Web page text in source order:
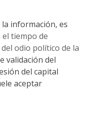
información, es
el tiempo de
odio político de la
validación del
del capital
aceptar